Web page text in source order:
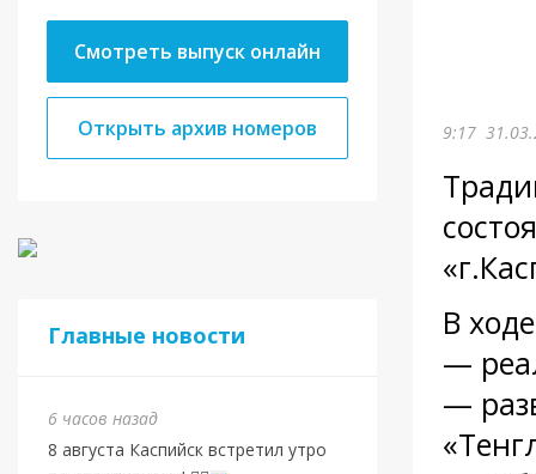
Смотреть выпуск онлайн
Открыть архив номеров
Главные новости
6 часов назад
8 августа Каспийск встретил утро
9:17
В
—
—